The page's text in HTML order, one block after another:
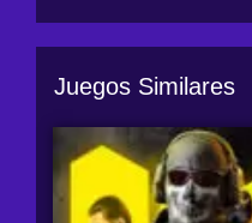
Juegos Similares